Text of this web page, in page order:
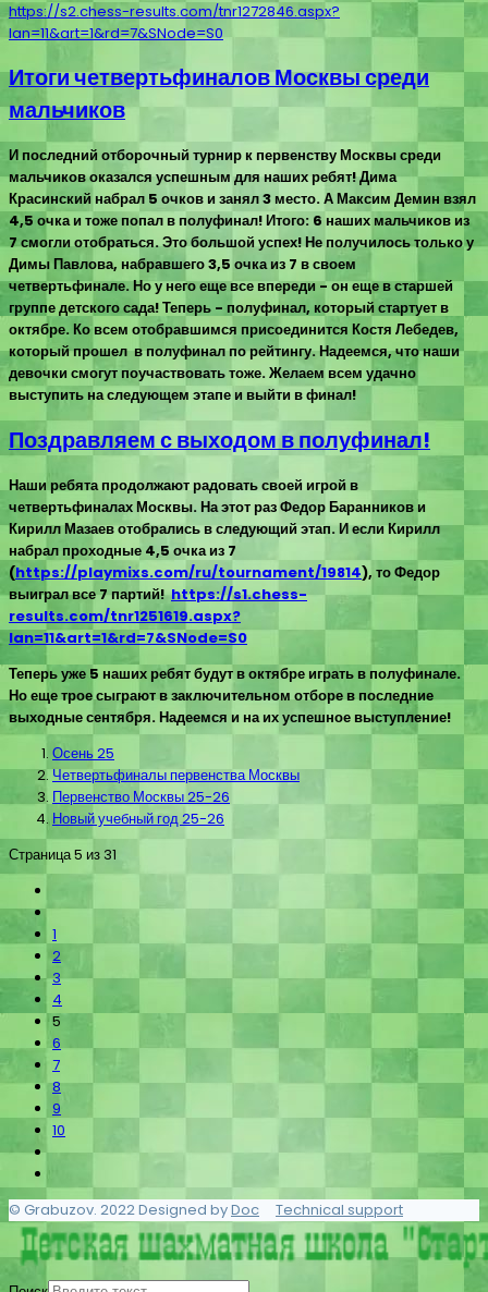
https://s2.chess-results.com/tnr1272846.aspx?
lan=11&art=1&rd=7&SNode=S0
Итоги четвертьфиналов Москвы среди
мальчиков
И последний отборочный турнир к первенству Москвы среди
мальчиков оказался успешным для наших ребят! Дима
Красинский набрал 5 очков и занял 3 место. А Максим Демин взял
4,5 очка и тоже попал в полуфинал! Итого: 6 наших мальчиков из
7 смогли отобраться. Это большой успех! Не получилось только у
Димы Павлова, набравшего 3,5 очка из 7 в своем
четвертьфинале. Но у него еще все впереди - он еще в старшей
группе детского сада! Теперь - полуфинал, который стартует в
октябре. Ко всем отобравшимся присоединится Костя Лебедев,
который прошел в полуфинал по рейтингу. Надеемся, что наши
девочки смогут поучаствовать тоже. Желаем всем удачно
выступить на следующем этапе и выйти в финал!
Поздравляем с выходом в полуфинал!
Наши ребята продолжают радовать своей игрой в
четвертьфиналах Москвы. На этот раз Федор Баранников и
Кирилл Мазаев отобрались в следующий этап. И если Кирилл
набрал проходные 4,5 очка из 7
(https://playmixs.com/ru/tournament/19814), то Федор
выиграл все 7 партий!https://s1.chess-
results.com/tnr1251619.aspx?
lan=11&art=1&rd=7&SNode=S0
Теперь уже 5 наших ребят будут в октябре играть в полуфинале.
Но еще трое сыграют в заключительном отборе в последние
выходные сентября. Надеемся и на их успешное выступление!
Осень 25
Четвертьфиналы первенства Москвы
Первенство Москвы 25-26
Новый учебный год 25-26
Страница 5 из 31
1
2
3
4
5
6
7
8
9
10
© Grabuzov. 2022 Designed byDoc Technical support